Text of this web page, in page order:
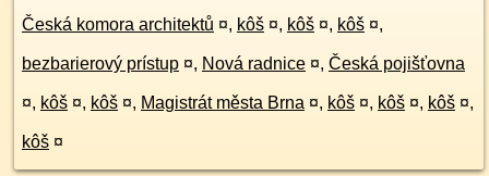
Česká komora architektů ¤, kôš ¤, kôš ¤, kôš ¤,
bezbarierový prístup ¤, Nová radnice ¤, Česká pojišťovna
¤, kôš ¤, kôš ¤, Magistrát města Brna ¤, kôš ¤, kôš ¤, kôš ¤,
kôš ¤